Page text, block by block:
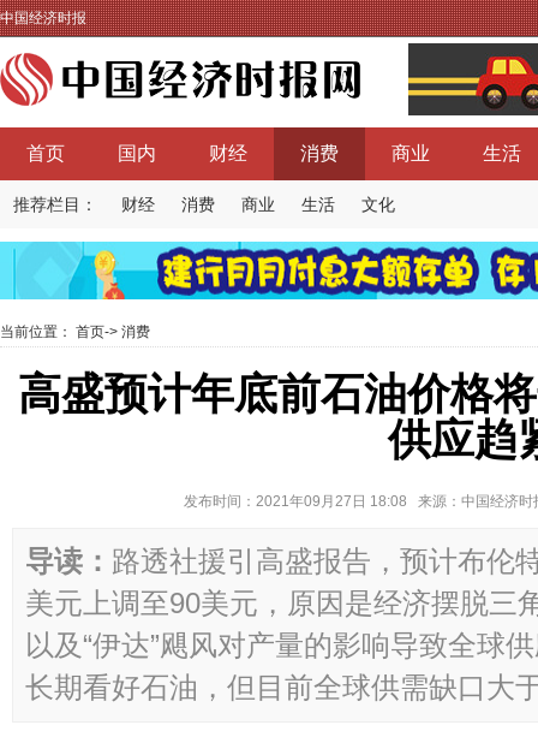
中国经济时报
首页 国内 财经 消费 商业 生活
推荐栏目： 财经 消费 商业 生活 文化
当前位置： 首页-> 消费
高盛预计年底前石油价格
供应趋
发布时间：2021年09月27日 18:08 来源：中国经济
导读： 路透社援引高盛报告，预计布伦
美元上调至90美元，原因是经济摆脱三
以及“伊达”飓风对产量的影响导致全球
长期看好石油，但目前全球供需缺口大